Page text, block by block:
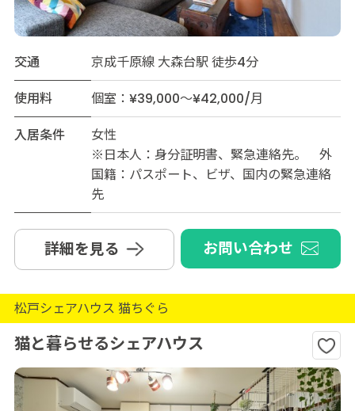
交通
京成千原線 大森台駅 徒歩4分
使用料
個室：¥39,000～¥42,000/月
入居条件
女性
※日本人：身分証明書、緊急連絡先。 外
国籍：パスポート、ビザ、国内の緊急連絡
先
詳細を見る お問い合わせ
松戸シェアハウス 猫ちぐら
猫と暮らせるシェアハウス